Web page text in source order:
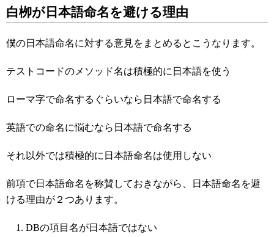
白栁が日本語命名を避ける理由
僕の日本語命名に対する意見をまとめるとこうなります。
テストコードのメソッド名は積極的に日本語を使う
ローマ字で命名するぐらいなら日本語で命名する
英語での命名に悩むなら日本語で命名する
それ以外では積極的に日本語命名は使用しない
前項で日本語命名を称賛しておきながら、日本語命名を避
ける理由が２つあります。
DBの項目名が日本語ではない